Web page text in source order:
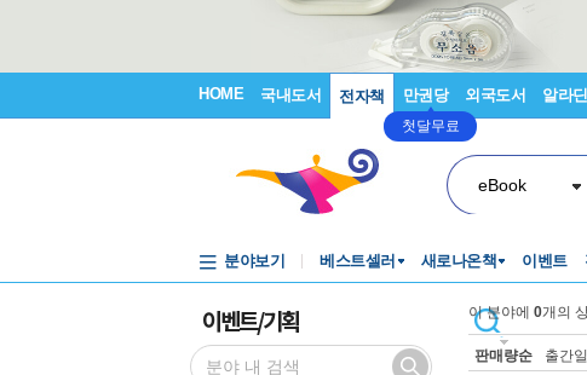
HOME 국내도서 전자책 만권당
첫달무료
외국도서 알라
eBook
분야보기 베스트셀러 새로나온책 이벤트
이벤트/기획 이 분야에 0개의
판매량순 출간